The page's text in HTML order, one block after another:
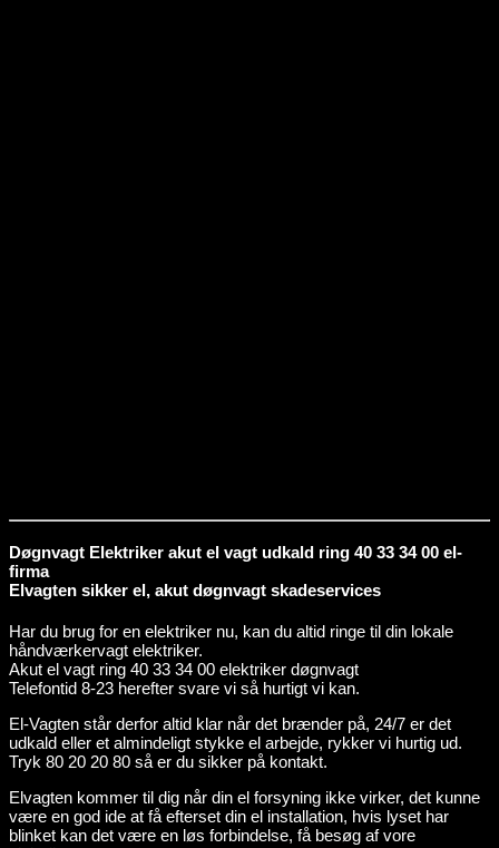
Døgnvagt Elektriker akut el vagt udkald ring 40 33 34 00 el-
firma
Elvagten sikker el, akut døgnvagt skadeservices
Har du brug for en elektriker nu, kan du altid ringe til din lokale
håndværkervagt elektriker.
Akut el vagt ring 40 33 34 00 elektriker døgnvagt
Telefontid 8-23 herefter svare vi så hurtigt vi kan.
El-Vagten står derfor altid klar når det brænder på, 24/7 er det
udkald eller et almindeligt stykke el arbejde, rykker vi hurtig ud.
Tryk 80 20 20 80 så er du sikker på kontakt.
Elvagten kommer til dig når din el forsyning ikke virker, det kunne
være en god ide at få efterset din el installation, hvis lyset har
blinket kan det være en løs forbindelse, få besøg af vore